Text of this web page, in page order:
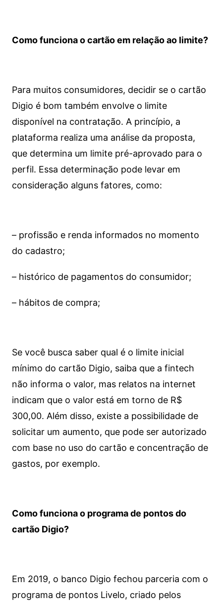
Como funciona o cartão em relação ao limite?
Para muitos consumidores, decidir se o cartão
Digio é bom também envolve o limite
disponível na contratação. A princípio, a
plataforma realiza uma análise da proposta,
que determina um limite pré-aprovado para o
perfil. Essa determinação pode levar em
consideração alguns fatores, como:
– profissão e renda informados no momento
do cadastro;
– histórico de pagamentos do consumidor;
– hábitos de compra;
Se você busca saber qual é o limite inicial
mínimo do cartão Digio, saiba que a fintech
não informa o valor, mas relatos na internet
indicam que o valor está em torno de R$
300,00. Além disso, existe a possibilidade de
solicitar um aumento, que pode ser autorizado
com base no uso do cartão e concentração de
gastos, por exemplo.
Como funciona o programa de pontos do
cartão Digio?
Em 2019, o banco Digio fechou parceria com o
programa de pontos Livelo, criado pelos